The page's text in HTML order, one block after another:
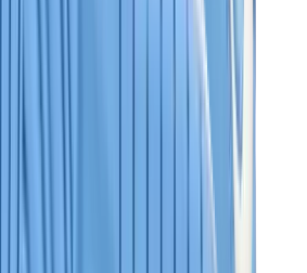
كيلي
كونستانس
بيكوتان
ليندي
حقائب هيرميس للرجال
View All